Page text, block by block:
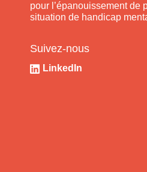
pour l’épanouissement de
situation de handicap
Suivez-nous
LinkedIn